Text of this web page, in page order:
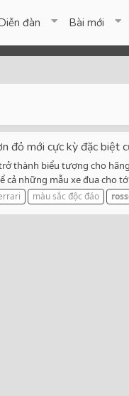
đàn Bài mới
đỏ mới cực kỳ đặc biệt
thành biểu tượng cho
những mẫu xe đua cho
màu sắc độc đáo